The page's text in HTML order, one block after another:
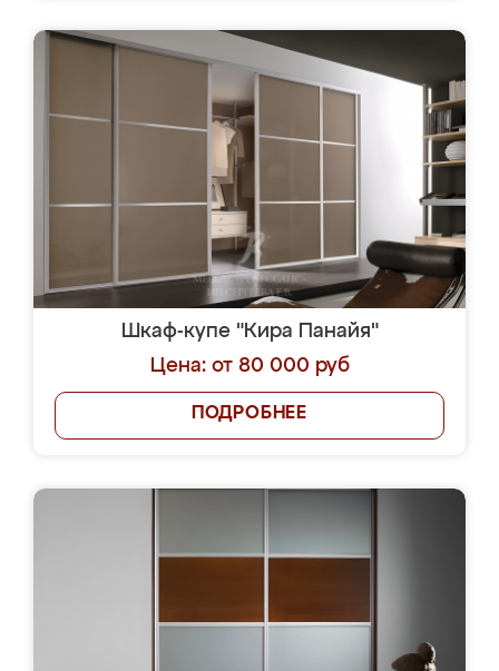
Шкаф-купе "Кира Панайя"
Цена: от 80 000 руб
ПОДРОБНЕЕ